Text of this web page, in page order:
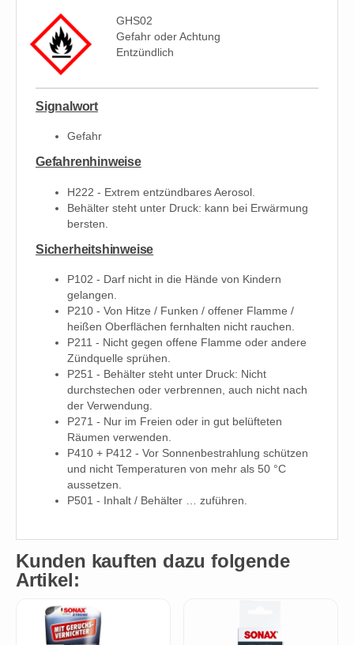
GHS02
Gefahr oder Achtung
Entzündlich
Signalwort
Gefahr
Gefahrenhinweise
H222 - Extrem entzündbares Aerosol.
Behälter steht unter Druck: kann bei Erwärmung
bersten.
Sicherheitshinweise
P102 - Darf nicht in die Hände von Kindern
gelangen.
P210 - Von Hitze / Funken / offener Flamme /
heißen Oberflächen fernhalten nicht rauchen.
P211 - Nicht gegen offene Flamme oder andere
Zündquelle sprühen.
P251 - Behälter steht unter Druck: Nicht
durchstechen oder verbrennen, auch nicht nach
der Verwendung.
P271 - Nur im Freien oder in gut belüfteten
Räumen verwenden.
P410 + P412 - Vor Sonnenbestrahlung schützen
und nicht Temperaturen von mehr als 50 °C
aussetzen.
P501 - Inhalt / Behälter … zuführen.
Kunden kauften dazu folgende
Artikel: